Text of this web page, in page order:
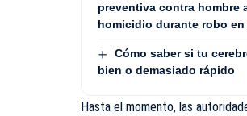
preventiva contra hombre
homicidio durante robo en
Cómo saber si tu
bien o demasiado rápido
Hasta el momento, las